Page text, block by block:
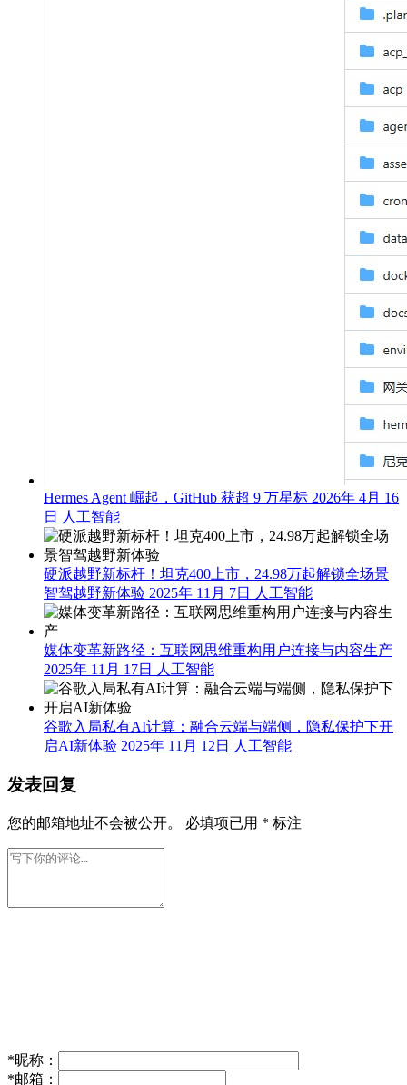
Hermes Agent 崛起，GitHub 获超 9 万星标 2026年 4月 16
日
人工智能
硬派越野新标杆！坦克400上市，24.98万起解锁全场景
智驾越野新体验 2025年 11月 7日 人工智能
媒体变革新路径：互联网思维重构用户连接与内容生产
2025年 11月 17日
人工智能
谷歌入局私有AI计算：融合云端与端侧，隐私保护下开
启AI新体验 2025年 11月 12日 人工智能
发表回复
您的邮箱地址不会被公开。 必填项已用 * 标注
*昵称：
*邮箱：